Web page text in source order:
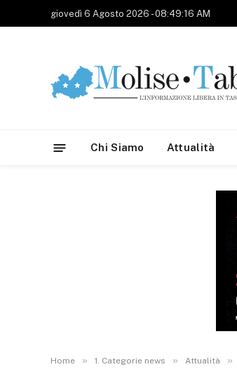
giovedì 6 Agosto 2026 - 08:49:16 AM
Chi Siamo Attualità
Home » 1. Categorie news » Attualità »